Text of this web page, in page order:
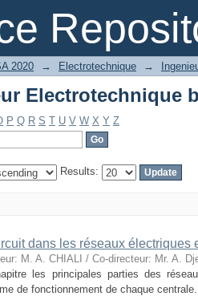
Electrotechnique
2020 → Electrotechnique →
Electrotechnique
P Q R S T U V W X Y Z
Results:
dans les réseaux
M. A. CHIALI / Co-directeur: Mr. A.
les principales parties des
de fonctionnement de chaque